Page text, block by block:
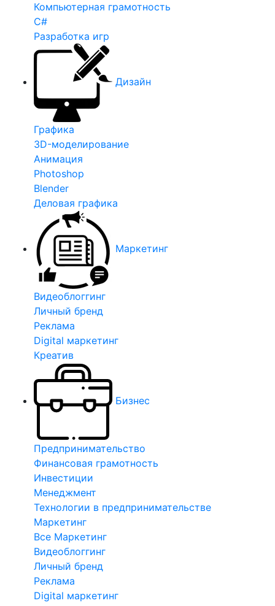
Компьютерная грамотность
C#
Разработка игр
Дизайн
Графика
3D-моделирование
Анимация
Photoshop
Blender
Деловая графика
Маркетинг
Видеоблоггинг
Личный бренд
Реклама
Digital маркетинг
Креатив
Бизнес
Предпринимательство
Финансовая грамотность
Инвестиции
Менеджмент
Технологии в предпринимательстве
Маркетинг
Все Маркетинг
Видеоблоггинг
Личный бренд
Реклама
Digital маркетинг